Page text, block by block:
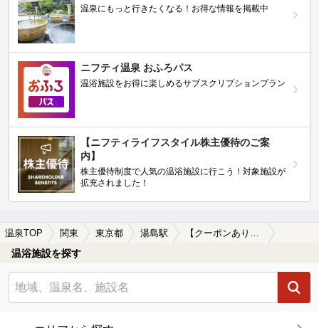
温泉にもっと行きたくなる！お得な情報を掲載中
ニフティ温泉 おふろパス
温浴施設をお得に楽しめるサブスクリプションプラン
【ニフティライフスタイル株主優待のご案
内】
株主優待制度で人気の温浴施設に行こう！対象施設が
拡充されました！
温泉TOP 関東 東京都 湯島駅 【クーポンあり】女子旅・女子会におすすめの湯島駅近くの温泉、日帰り温泉、スーパー銭湯おすすめ
温浴施設を探す